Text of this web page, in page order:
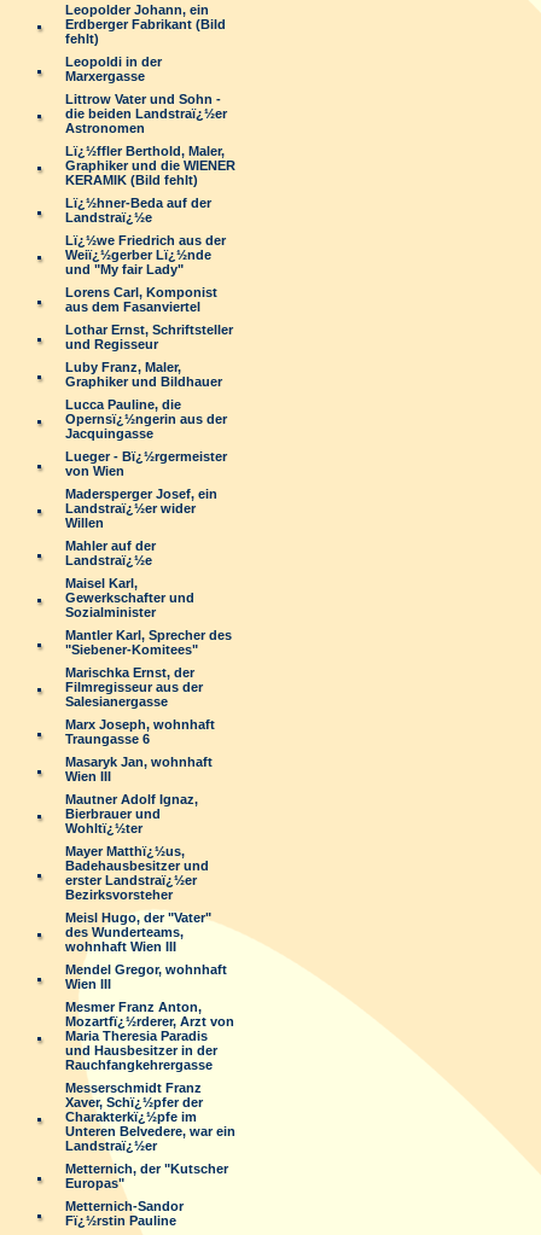
Leopolder Johann, ein
Erdberger Fabrikant (Bild
fehlt)
Leopoldi in der
Marxergasse
Littrow Vater und Sohn -
die beiden Landstraï¿½er
Astronomen
Lï¿½ffler Berthold, Maler,
Graphiker und die WIENER
KERAMIK (Bild fehlt)
Lï¿½hner-Beda auf der
Landstraï¿½e
Lï¿½we Friedrich aus der
Weiï¿½gerber Lï¿½nde
und "My fair Lady"
Lorens Carl, Komponist
aus dem Fasanviertel
Lothar Ernst, Schriftsteller
und Regisseur
Luby Franz, Maler,
Graphiker und Bildhauer
Lucca Pauline, die
Opernsï¿½ngerin aus der
Jacquingasse
Lueger - Bï¿½rgermeister
von Wien
Madersperger Josef, ein
Landstraï¿½er wider
Willen
Mahler auf der
Landstraï¿½e
Maisel Karl,
Gewerkschafter und
Sozialminister
Mantler Karl, Sprecher des
"Siebener-Komitees"
Marischka Ernst, der
Filmregisseur aus der
Salesianergasse
Marx Joseph, wohnhaft
Traungasse 6
Masaryk Jan, wohnhaft
Wien III
Mautner Adolf Ignaz,
Bierbrauer und
Wohltï¿½ter
Mayer Matthï¿½us,
Badehausbesitzer und
erster Landstraï¿½er
Bezirksvorsteher
Meisl Hugo, der "Vater"
des Wunderteams,
wohnhaft Wien III
Mendel Gregor, wohnhaft
Wien III
Mesmer Franz Anton,
Mozartfï¿½rderer, Arzt von
Maria Theresia Paradis
und Hausbesitzer in der
Rauchfangkehrergasse
Messerschmidt Franz
Xaver, Schï¿½pfer der
Charakterkï¿½pfe im
Unteren Belvedere, war ein
Landstraï¿½er
Metternich, der "Kutscher
Europas"
Metternich-Sandor
Fï¿½rstin Pauline